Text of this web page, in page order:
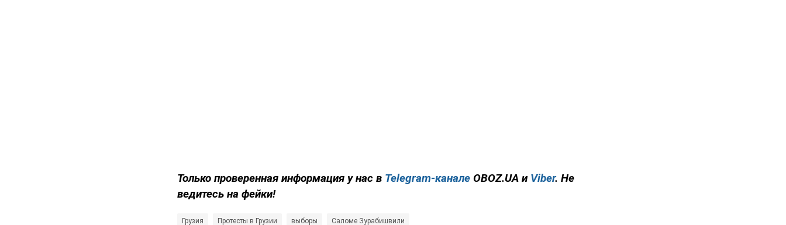
Только проверенная информация у нас в Telegram-канале OBOZ.UA и Viber. Не
ведитесь на фейки!
Грузия Протесты в Грузии выборы Саломе Зурабишвили